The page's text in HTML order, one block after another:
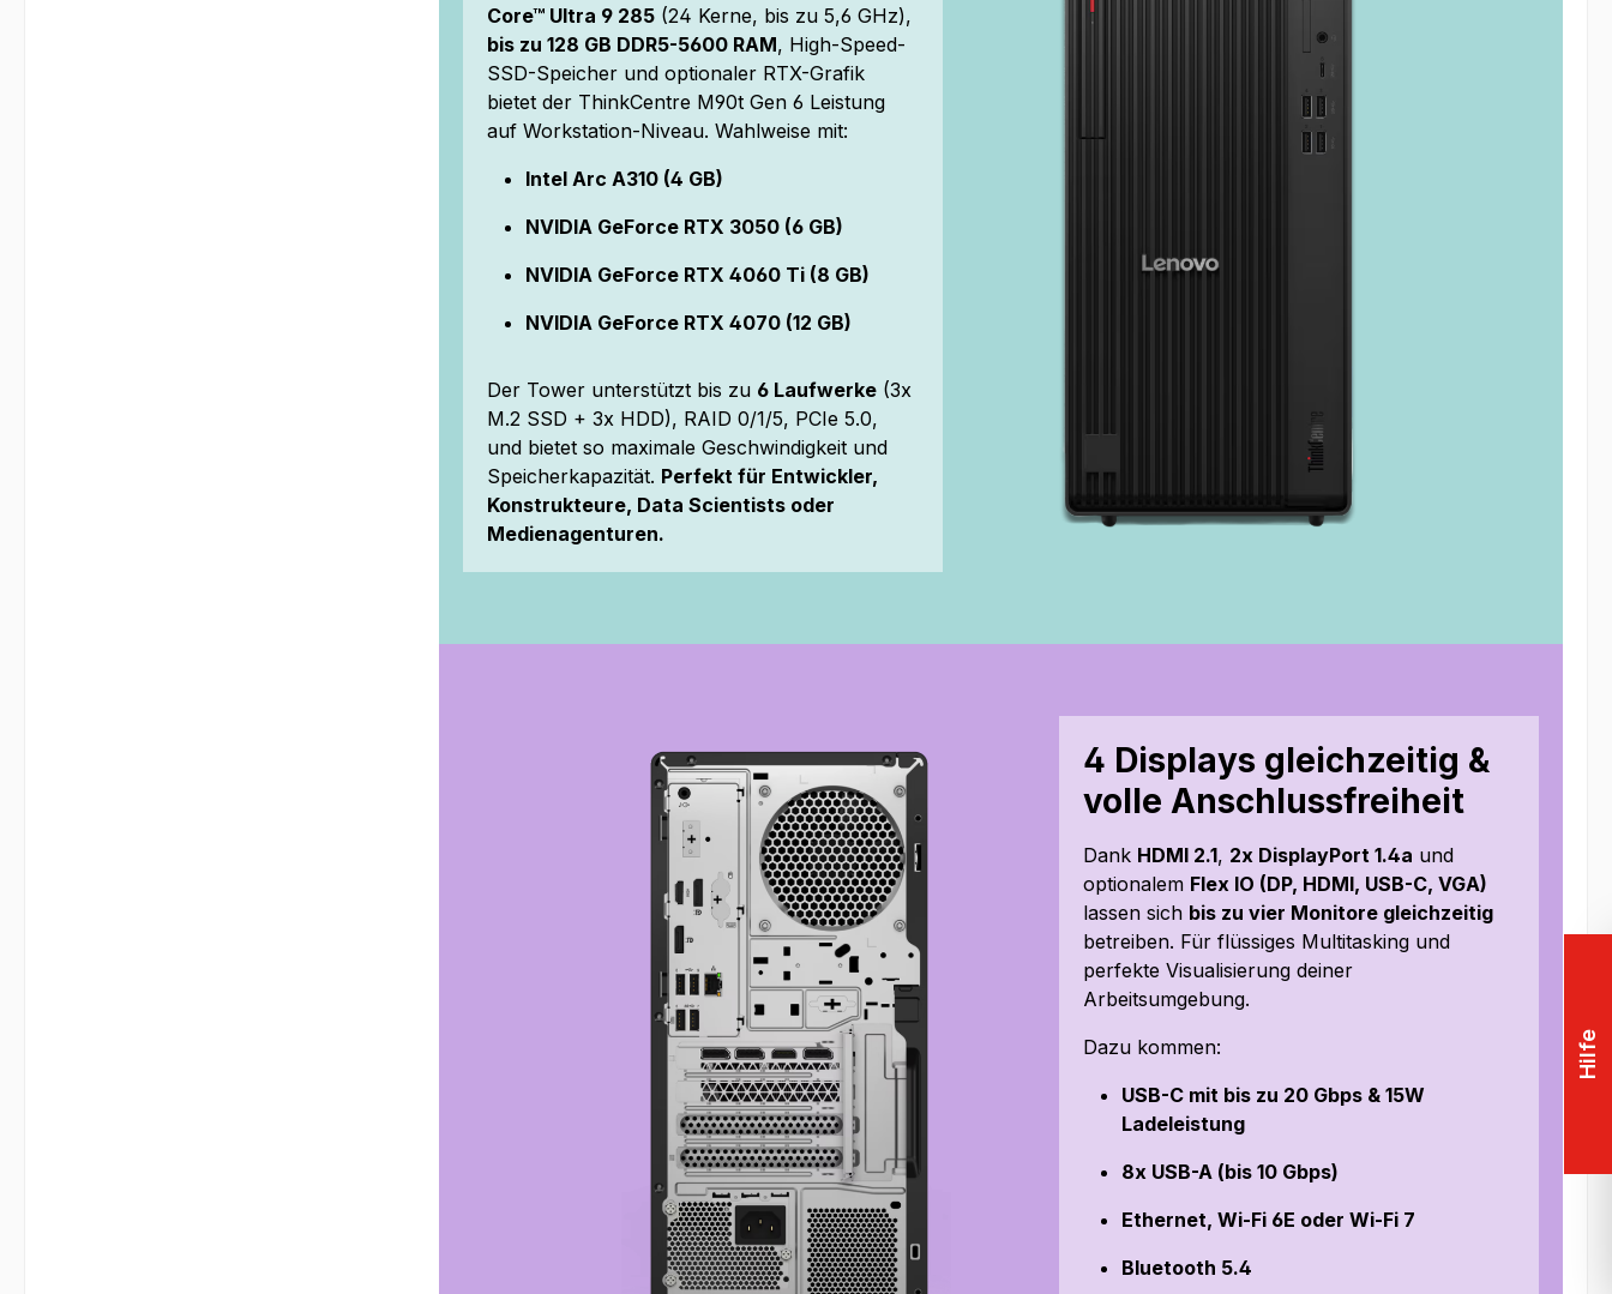
Core™ Ultra 9 285 (24 Kerne, bis zu 5,6 GHz),
bis zu 128 GB DDR5-5600 RAM, High-Speed-
SSD-Speicher und optionaler RTX-Grafik
bietet der ThinkCentre M90t Gen 6 Leistung
auf Workstation-Niveau. Wahlweise mit:
Intel Arc A310 (4 GB)
NVIDIA GeForce RTX 3050 (6 GB)
NVIDIA GeForce RTX 4060 Ti (8 GB)
NVIDIA GeForce RTX 4070 (12 GB)
Der Tower unterstützt bis zu 6 Laufwerke (3x
M.2 SSD + 3x HDD), RAID 0/1/5, PCIe 5.0,
und bietet so maximale Geschwindigkeit und
Speicherkapazität. Perfekt für Entwickler,
Konstrukteure, Data Scientists oder
Medienagenturen.
4 Displays gleichzeitig &
volle Anschlussfreiheit
Dank HDMI 2.1, 2x DisplayPort 1.4a und
optionalem Flex IO (DP, HDMI, USB-C, VGA)
lassen sich bis zu vier Monitore gleichzeitig
betreiben. Für flüssiges Multitasking und
perfekte Visualisierung deiner
Arbeitsumgebung.
Dazu kommen:
USB-C mit bis zu 20 Gbps & 15W
Ladeleistung
8x USB-A (bis 10 Gbps)
Ethernet, Wi-Fi 6E oder Wi-Fi 7
Bluetooth 5.4
Hilfe